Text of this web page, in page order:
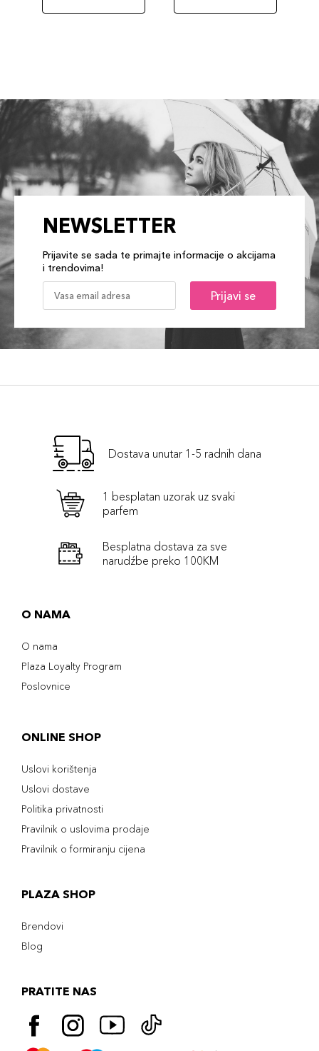
NEWSLETTER
Prijavite se sada te primajte informacije o akcijama
i trendovima!
Prijavi se
Dostava unutar 1-5 radnih dana
1 besplatan uzorak uz svaki
parfem
Besplatna dostava za sve
narudźbe preko 100KM
O NAMA
O nama
Plaza Loyalty Program
Poslovnice
ONLINE SHOP
Uslovi korištenja
Uslovi dostave
Politika privatnosti
Pravilnik o uslovima prodaje
Pravilnik o formiranju cijena
PLAZA SHOP
Brendovi
Blog
PRATITE NAS